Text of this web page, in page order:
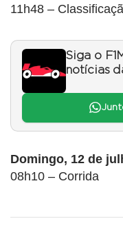
11h48 –
Siga o
notícias
Domingo, 12 de
08h10 – Corrida